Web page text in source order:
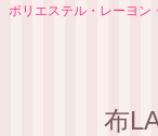
ポリエステル・レーヨン
布